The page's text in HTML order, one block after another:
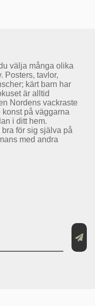
välja många olika
Posters, tavlor,
kärt barn har
är alltid
Nordens vackraste
på väggarna
i ditt hem.
för sig själva på
med andra